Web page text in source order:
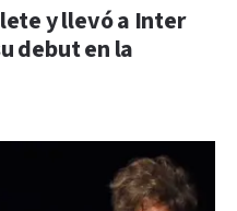
y llevó a Inter
debut en la